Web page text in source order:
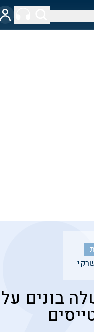
בונים על